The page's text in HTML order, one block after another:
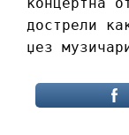
дострели
џез